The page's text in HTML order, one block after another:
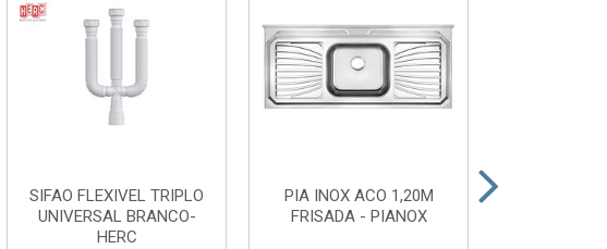
SIFAO FLEXIVEL TRIPLO
UNIVERSAL BRANCO-
HERC
PIA INOX ACO 1,20M
FRISADA - PIANOX